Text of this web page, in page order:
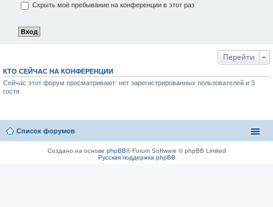
Скрыть моё пребывание на конференции в этот раз
Перейти
КТО СЕЙЧАС НА КОНФЕРЕНЦИИ
Сейчас этот форум просматривают: нет зарегистрированных пользователей и 3
гостя
Список форумов
Создано на основе phpBB® Forum Software © phpBB Limited
Русская поддержка phpBB